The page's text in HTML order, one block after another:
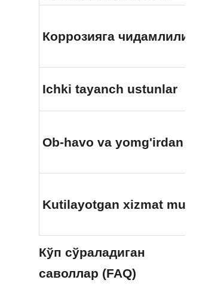
Коррозияга чидамлилик
Ichki tayanch ustunlar
Ob-havo va yomg'irdan
Kutilayotgan xizmat muddati
Кўп сўраладиган
саволлар (FAQ)